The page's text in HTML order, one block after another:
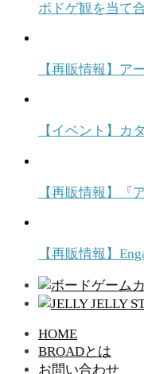
ボドゲ観を当て
【再販情報】ア
【イベント】
【再販情報】『
【再販情報】
HOME
BROADとは
お問い合わせ